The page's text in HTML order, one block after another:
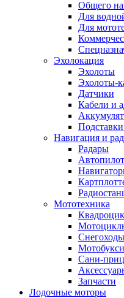
Общего
Для
Для
Эхолокация
Эхолоты
Эхолоты-
Датчики
Кабели и
Навигация и
Радары
Мототехника
Снегоходы
Сани-
Запчасти
Лодочные моторы